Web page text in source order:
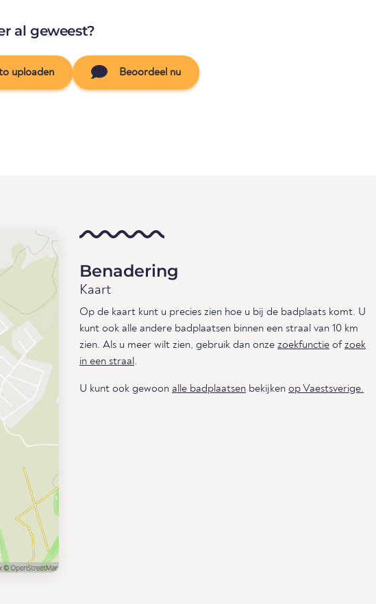
al geweest?
uploaden Beoordeel nu
Benadering
Kaart
Op de kaart kunt u precies zien hoe u bij de badplaats komt. U
kunt ook alle andere badplaatsen binnen een straal van 10 km
zien. Als u meer wilt zien, gebruik dan onze zoekfunctie ofzoek
in een straal .
U kunt ook gewoon alle badplaatsen bekijken op Vaestsverige.